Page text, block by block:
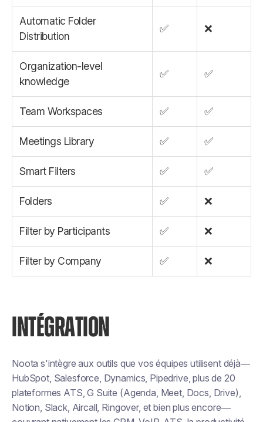
Automatic Folder
Distribution
✅ ❌
Organization-level
knowledge
✅ ✅
Team Workspaces ✅ ✅
Meetings Library ✅ ✅
Smart Filters ✅ ✅
Folders ✅ ❌
Filter by Participants ✅ ❌
Filter by Company ✅ ❌
INTÉGRATION
Noota s'intègre aux outils que vos équipes utilisent déjà—
HubSpot, Salesforce, Dynamics, Pipedrive, plus de 20
plateformes ATS, G Suite (Agenda, Meet, Docs, Drive),
Notion, Slack, Aircall, Ringover, et bien plus encore—